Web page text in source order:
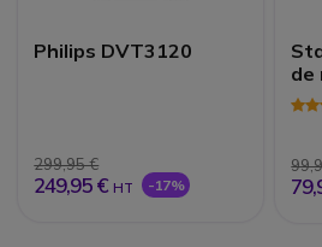
Philips DVT3120
299,95 €
249,95 € HT -17%
de